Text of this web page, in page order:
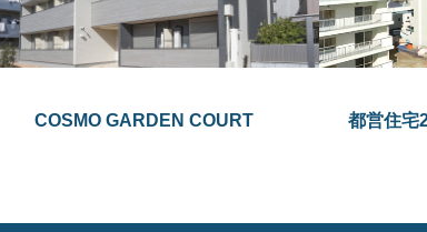
COSMO GARDEN COURT 都営住宅